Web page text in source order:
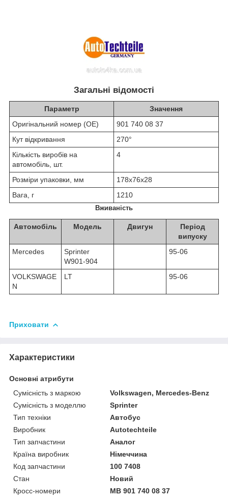
Загальні відомості
Параметр
Значення
Оригінальний номер (OE)
901 740 08 37
Кут відкривання
270°
Кількість виробів на
автомобіль, шт.
4
Розміри упаковки, мм
178х76х28
Вага, г
1210
Вживаність
Автомобіль Модель Двигун
Період
випуску
Mercedes
Sprinter
W901-904
95-06
VOLKSWAGE
N
LT 95-06
Приховати
Характеристики
Основні атрибути
Сумісність з маркою
Volkswagen, Mercedes-Benz
Сумісність з моделлю
Sprinter
Тип техніки
Автобус
Виробник
Autotechteile
Тип запчастини
Аналог
Країна виробник
Німеччина
Код запчастини
100 7408
Стан
Новий
Кросс-номери
MB 901 740 08 37